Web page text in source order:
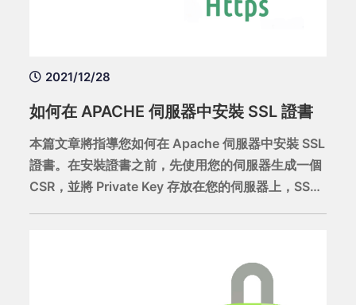
2021/12/28
如何在 APACHE 伺服器中安裝 SSL 證書
本篇文章將指導您如何在 Apache 伺服器中安裝 SSL
證書。在安裝證書之前，先使用您的伺服器生成一個
CSR，並將 Private Key 存放在您的伺服器上，SSL